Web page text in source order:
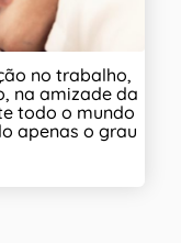
no trabalho,
na amizade da
todo o mundo
apenas o grau